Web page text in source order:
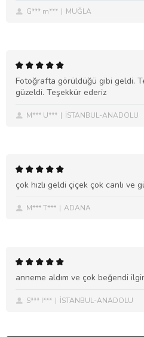
G*** m*** MUĞLA
Fotoğrafta görüldüğü gibi geldi.
güzeldi. Teşekkür ederiz
M*** U*** İSTANBUL-ANADOLU
çok hızlı geldi çiçek çok canlı ve
M*** T*** ADANA
anneme aldım ve çok beğendi
S*** I*** İSTANBUL-ANADOLU